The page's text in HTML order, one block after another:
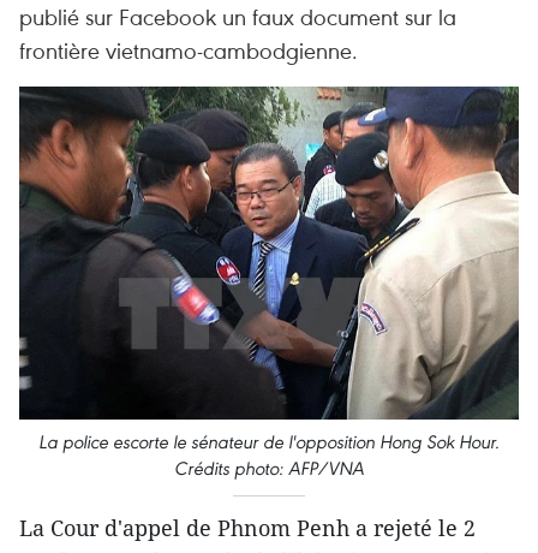
publié sur Facebook un faux document sur la
frontière vietnamo-cambodgienne.
La police escorte le sénateur de l'opposition Hong Sok Hour.
Crédits photo: AFP/VNA
La Cour d'appel de Phnom Penh a rejeté le 2